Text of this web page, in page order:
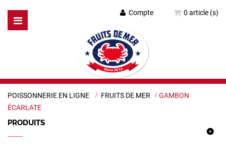
0 article (s)
Compte
Basculer
la
POISSONNERIE EN LIGNE > FRUITS DE MER > GAMBON
ÉCARLATE
PRODUITS